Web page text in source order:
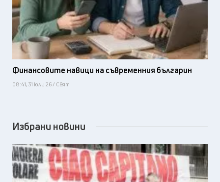
Финансовите навици на съвременния българин
08:41, 31 юли 26 / Свят
Избрани новини